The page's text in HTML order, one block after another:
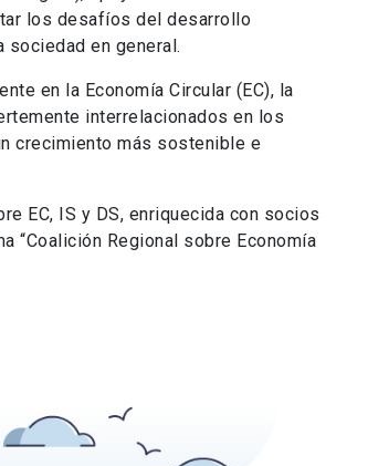
los desafíos del desarrollo
en general.
en la Economía Circular (EC), la
interrelacionados en los
crecimiento más sostenible e
EC, IS y DS, enriquecida con socios
“Coalición Regional sobre Economía